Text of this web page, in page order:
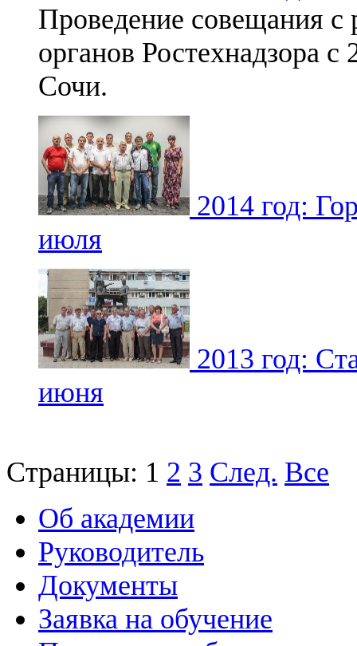
Проведение совещания с
органов Ростехнадзора с
Сочи.
2014 год:
июля
2013 год:
июня
Страницы: 1 2 3 След. Все
Об академии
Руководитель
Документы
Заявка на обучение